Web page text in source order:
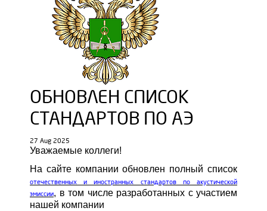
ОБНОВЛЕН СПИСОК
СТАНДАРТОВ ПО АЭ
27 Aug 2025
Уважаемые коллеги!
На сайте компании обновлен полный список
отечественных и иностранных стандартов по акустической
эмиссии, в том числе разработанных с участием
нашей компании